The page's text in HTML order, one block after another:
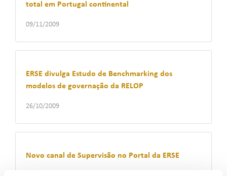
total em Portugal continental
09/11/2009
ERSE divulga Estudo de Benchmarking dos
modelos de governação da RELOP
26/10/2009
Novo canal de Supervisão no Portal da ERSE